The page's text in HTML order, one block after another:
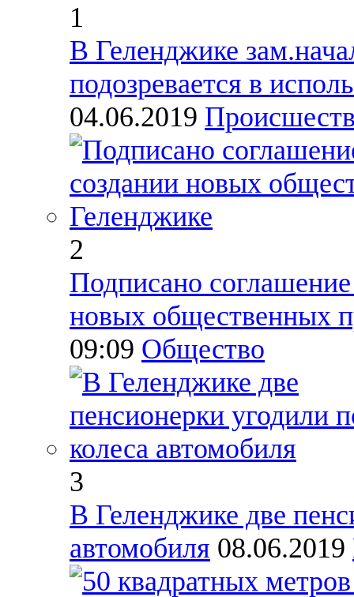
1
В Геленджике
подозревается в
04.06.2019
2
Подписано соглашение
новых общественных
09:09 Общество
3
В Геленджике две
автомобиля 08.06.2019